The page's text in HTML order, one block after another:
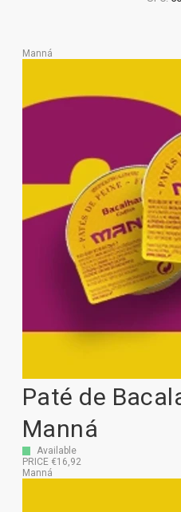
Manná
Paté de
Manná
Available
PRICE €16,92
Manná